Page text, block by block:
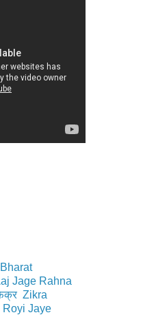
Bharat
Jage Rahna
Zikra
Royi Jaye